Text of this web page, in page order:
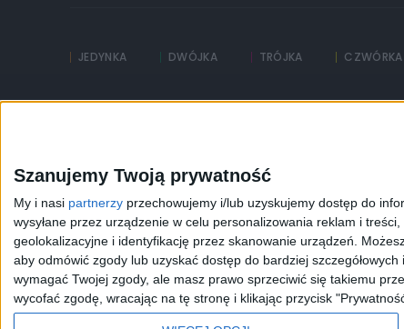
Szanujemy Twoją prywatność
My i nasi partnerzy przechowujemy i/lub uzyskujemy dostęp do
wysyłane przez urządzenie w celu personalizowania reklam i
geolokalizacyjne i identyfikację przez skanowanie urządzeń.
aby odmówić zgody lub uzyskać dostęp do bardziej
wymagać Twojej zgody, ale masz prawo sprzeciwić się takiemu
wycofać zgodę, wracając na tę stronę i klikając przycisk
JEDYNKA DWÓJKA TRÓJKA CZWÓRKA
Odtwarzacz
jest
gotowy.